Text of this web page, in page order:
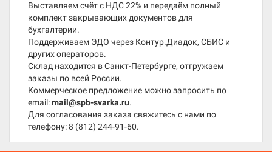
Выставляем счёт с НДС 22% и передаём полный
комплект закрывающих документов для
бухгалтерии.
Поддерживаем ЭДО через Контур.Диадок, СБИС и
других операторов.
Склад находится в Санкт-Петербурге, отгружаем
заказы по всей России.
Коммерческое предложение можно запросить по
email:mail@spb-svarka.ru.
Для согласования заказа свяжитесь с нами по
телефону:8 (812) 244-91-60.